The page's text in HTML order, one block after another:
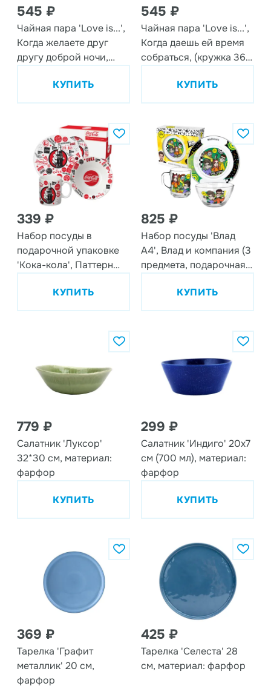
545 ₽
Чайная пара 'Love is...',
Когда желаете друг
другу доброй ночи,
15,3 см), 2 предмета,
фарфор
КУПИТЬ
545 ₽
Чайная пара 'Love is...',
Когда даешь ей время
собраться, (кружка 360
предмета, фарфор
КУПИТЬ
339 ₽
Набор посуды в
подарочной упаковке
'Кока-кола', Паттерн
предмета, фарфор
КУПИТЬ
825 ₽
Набор посуды 'Влад
А4', Влад и компания (3
предмета, подарочная
КУПИТЬ
779 ₽
Салатник 'Луксор'
32*30 см, материал:
фарфор
КУПИТЬ
299 ₽
Салатник 'Индиго' 20х7
см (700 мл), материал:
фарфор
КУПИТЬ
369 ₽
Тарелка 'Графит
металлик' 20 см,
фарфор
425 ₽
Тарелка 'Селеста' 28
см, материал: фарфор